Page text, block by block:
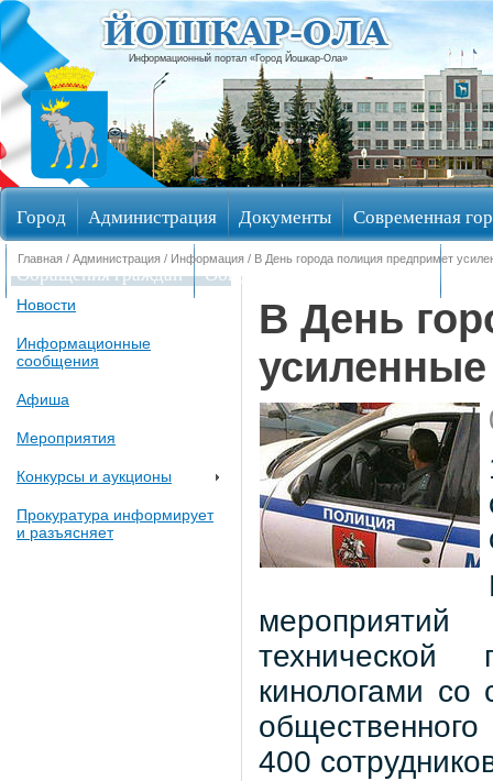
Информационный портал «Город Йошкар-Ола»
Город Администрация Документы Современная
Обращения граждан Общественные обсуждения
Главная / Администрация / Информация / В День города полиция предпримет
Новости
Информационные
сообщения
Афиша
Мероприятия
Конкурсы и аукционы
Прокуратура информирует
и разъясняет
В День
кинологами со
400